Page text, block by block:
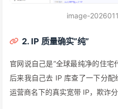
image-
2. IP 质量确实”纯”
官网说自己是”全球最纯净的住宅
后来我自己去 IP 库查了一下分
运营商名下的真实宽带 IP，欺诈分